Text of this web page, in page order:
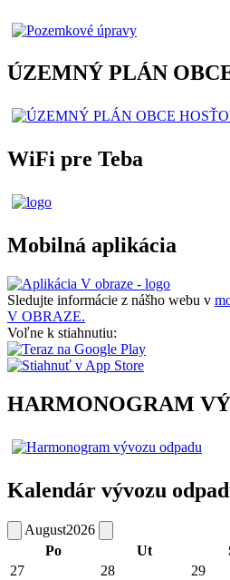
ÚZEMNÝ PLÁN
WiFi pre Teba
Mobilná aplikácia
Sledujte informácie z nášho webu v
V OBRAZE.
Voľne k stiahnutiu:
HARMONOGRAM
Kalendár vývozu
August2026
Po
Ut
27
28 29